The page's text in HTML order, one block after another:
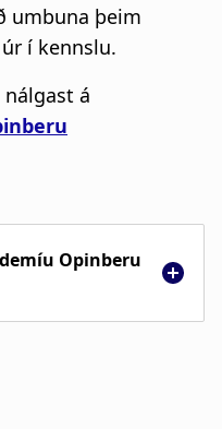
umbuna þeim
í kennslu.
á
Opinberu